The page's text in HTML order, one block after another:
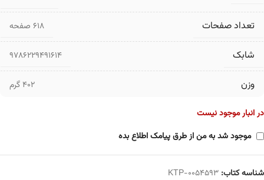
تعداد صفحات ۶۱۸ صفحه
شابک 9786229491614
وزن 402 گرم
در انبار موجود نیست
موجود شد به من از طرق پیامک اطلاع بده
شناسه کتاب: KTP-0054593